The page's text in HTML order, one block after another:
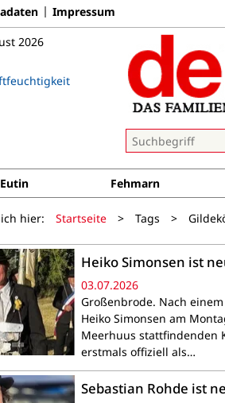
Impressum
2026
Eutin Fehmarn
hier: Startseite > Tags >
Heiko Simonsen ist
03.07.2026
Großenbrode. Nach
Heiko Simonsen am
Meerhuus stattfindenden
erstmals offiziell als…
Sebastian Rohde ist